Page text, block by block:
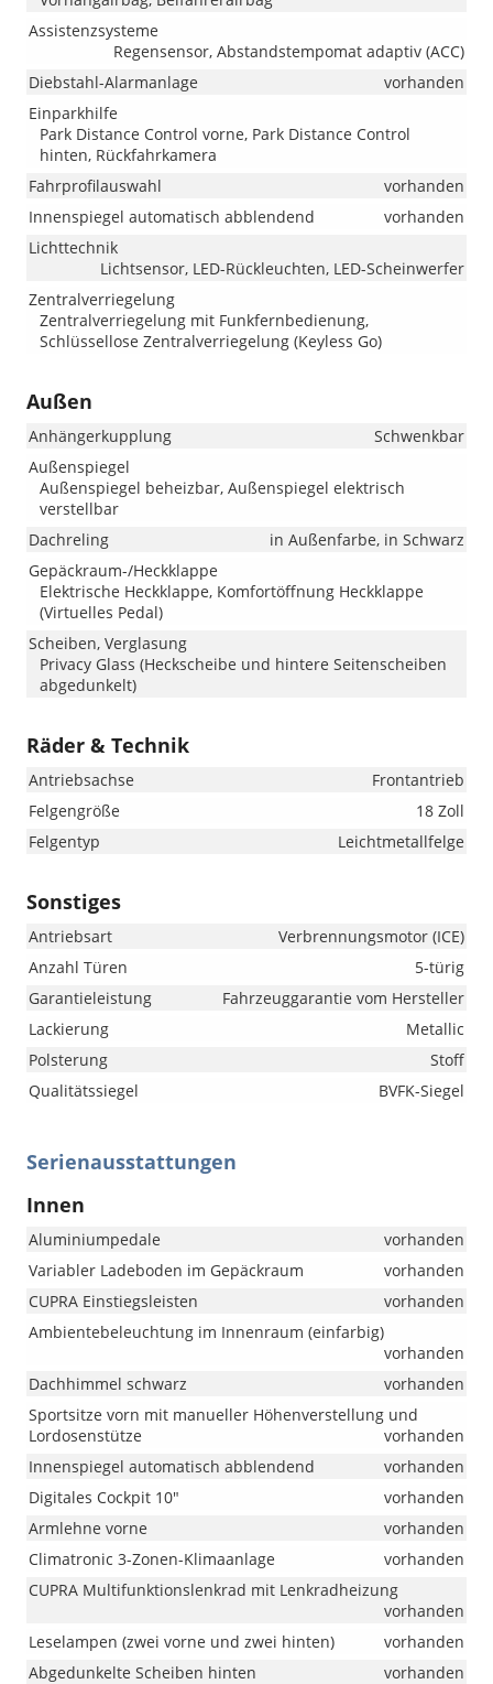
Assistenzsysteme
Regensensor, Abstandstempomat adaptiv (ACC)
Diebstahl-Alarmanlage
vorhanden
Einparkhilfe
Park Distance Control vorne, Park Distance Control
hinten, Rückfahrkamera
Fahrprofilauswahl
vorhanden
Innenspiegel automatisch abblendend
vorhanden
Lichttechnik
Lichtsensor, LED-Rückleuchten, LED-Scheinwerfer
Zentralverriegelung
Zentralverriegelung mit Funkfernbedienung,
Schlüssellose Zentralverriegelung (Keyless Go)
Außen
Anhängerkupplung
Schwenkbar
Außenspiegel
Außenspiegel beheizbar, Außenspiegel elektrisch
verstellbar
Dachreling
in Außenfarbe, in Schwarz
Gepäckraum-/Heckklappe
Elektrische Heckklappe, Komfortöffnung Heckklappe
(Virtuelles Pedal)
Scheiben, Verglasung
Privacy Glass (Heckscheibe und hintere Seitenscheiben
abgedunkelt)
Räder & Technik
Antriebsachse
Frontantrieb
Felgengröße
18 Zoll
Felgentyp
Leichtmetallfelge
Sonstiges
Antriebsart
Verbrennungsmotor (ICE)
Anzahl Türen
5-türig
Garantieleistung
Fahrzeuggarantie vom Hersteller
Lackierung
Metallic
Polsterung
Stoff
Qualitätssiegel
BVFK-Siegel
Serienausstattungen
Innen
Aluminiumpedale
vorhanden
Variabler Ladeboden im Gepäckraum
vorhanden
CUPRA Einstiegsleisten
vorhanden
Ambientebeleuchtung im Innenraum (einfarbig)
vorhanden
Dachhimmel schwarz
vorhanden
Sportsitze vorn mit manueller Höhenverstellung und
Lordosenstütze
vorhanden
Innenspiegel automatisch abblendend
vorhanden
Digitales Cockpit 10"
vorhanden
Armlehne vorne
vorhanden
Climatronic 3-Zonen-Klimaanlage
vorhanden
CUPRA Multifunktionslenkrad mit Lenkradheizung
vorhanden
Leselampen (zwei vorne und zwei hinten)
vorhanden
Abgedunkelte Scheiben hinten
vorhanden